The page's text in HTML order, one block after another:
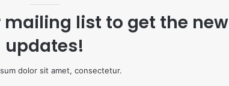
mailing list to get the new
updates!
dolor sit amet, consectetur.